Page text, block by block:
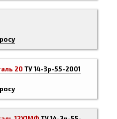
20 ТУ 14-3р-55-2001